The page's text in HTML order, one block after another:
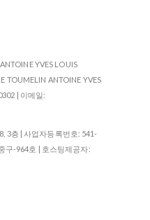
YVES LOUIS
TOUMELIN ANTOINE YVES
| 이메일:
3층 | 사업자등록번호: 541-
구-964호 | 호스팅제공자: